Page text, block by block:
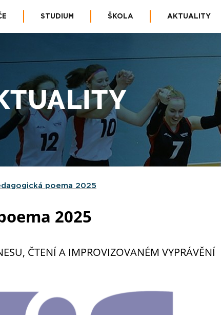
STUDIUM ŠKOLA AKTUALITY
poema 2025
2025
ČTENÍ A IMPROVIZOVANÉM VYPRÁVĚNÍ